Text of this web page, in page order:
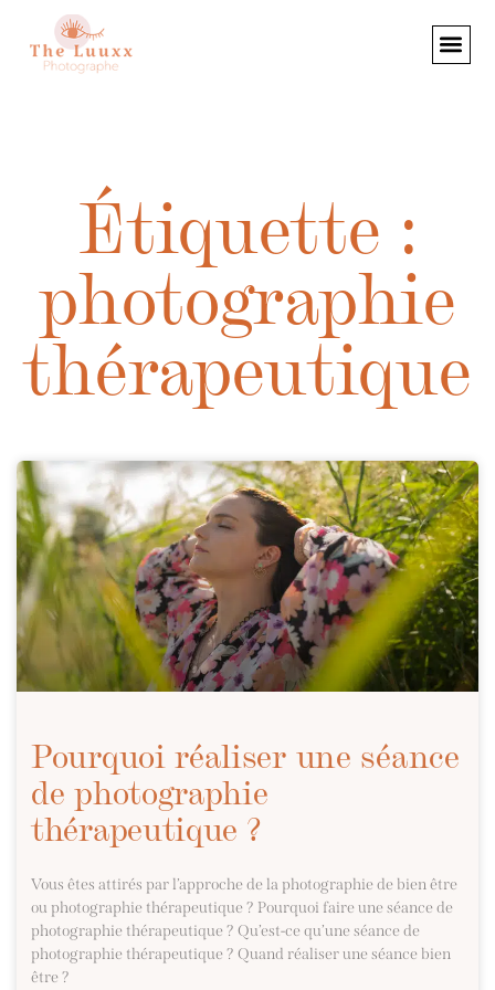
Étiquette :
photographie
thérapeutique
Pourquoi réaliser une séance
de photographie
thérapeutique ?
Vous êtes attirés par l’approche de la photographie de bien être
ou photographie thérapeutique ? Pourquoi faire une séance de
photographie thérapeutique ? Qu’est-ce qu’une séance de
photographie thérapeutique ? Quand réaliser une séance bien
être ?